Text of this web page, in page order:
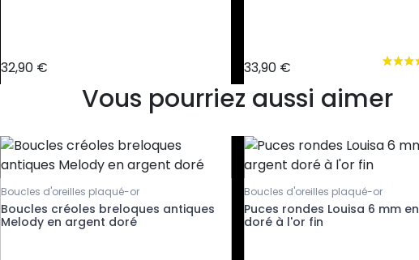
32,90 € 33,90 €
Vous pourriez aussi aimer
Boucles d'oreilles plaqué-or
Boucles créoles breloques antiques
Melody en argent doré
Boucles d'oreilles plaqué-or
Puces rondes Louisa 6 mm
doré à l'or fin